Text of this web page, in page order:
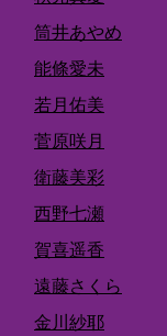
筒井あやめ
能條愛未
若月佑美
菅原咲月
衛藤美彩
西野七瀬
賀喜遥香
遠藤さくら
金川紗耶